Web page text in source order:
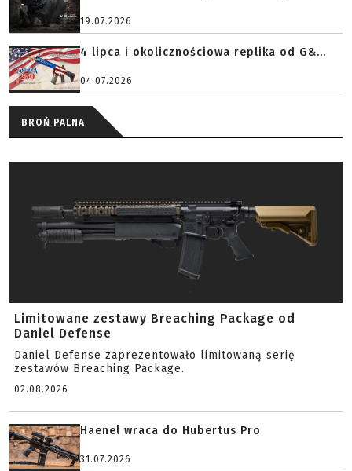
19.07.2026
4 lipca i okolicznościowa replika od G&...
04.07.2026
BROŃ PALNA
Limitowane zestawy Breaching Package od
Daniel Defense
Daniel Defense zaprezentowało limitowaną serię
zestawów Breaching Package.
02.08.2026
Haenel wraca do Hubertus Pro
31.07.2026